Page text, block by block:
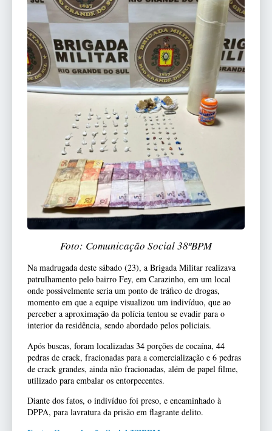
Foto: Comunicação Social 38ºBPM
Na madrugada deste sábado (23), a Brigada Militar realizava
patrulhamento pelo bairro Fey, em Carazinho, em um local
onde possivelmente seria um ponto de tráfico de drogas,
momento em que a equipe visualizou um indivíduo, que ao
perceber a aproximação da polícia tentou se evadir para o
interior da residência, sendo abordado pelos policiais.
Após buscas, foram localizadas 34 porções de cocaína, 44
pedras de crack, fracionadas para a comercialização e 6 pedras
de crack grandes, ainda não fracionadas, além de papel filme,
utilizado para embalar os entorpecentes.
Diante dos fatos, o indivíduo foi preso, e encaminhado à
DPPA, para lavratura da prisão em flagrante delito.